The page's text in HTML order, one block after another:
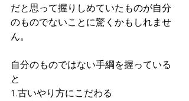
だと思って握りしめていたものが自分
のものでないことに驚くかもしれませ
ん。
自分のものではない手綱を握っている
と
1.古いやり方にこだわる